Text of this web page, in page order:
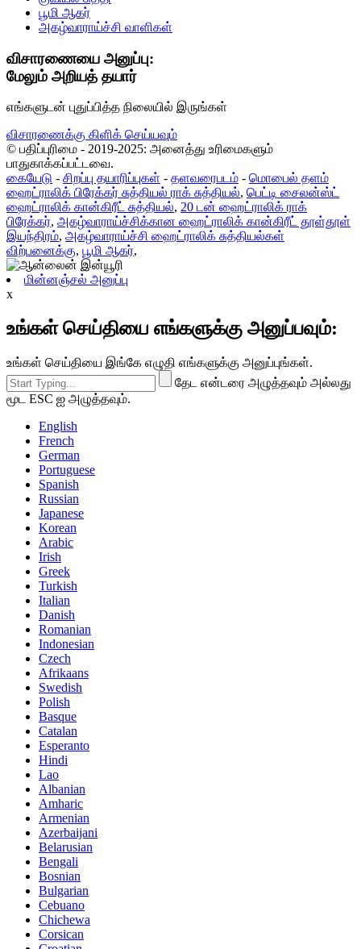
பூமி ஆகர்
அகழ்வாராய்ச்சி வாளிகள்
விசாரணையை அனுப்பு:
மேலும் அறியத் தயார்
எங்களுடன் புதுப்பித்த நிலையில் இருங்கள்
விசாரணைக்கு கிளிக் செய்யவும்
© பதிப்புரிமை - 2019-2025: அனைத்து உரிமைகளும்
பாதுகாக்கப்பட்டவை.
கையேடு - சிறப்பு தயாரிப்புகள் - தளவரைபடம் - மொபைல் தளம்
ஹைட்ராலிக் பிரேக்கர் சுத்தியல் ராக் சுத்தியல், பெட்டி சைலன்ஸ்ட்
ஹைட்ராலிக் கான்கிரீட் சுத்தியல், 20 டன் ஹைட்ராலிக் ராக்
பிரேக்கர், அகழ்வாராய்ச்சிக்கான ஹைட்ராலிக் கான்கிரீட் தூள்தூள்
இயந்திரம், அகழ்வாராய்ச்சி ஹைட்ராலிக் சுத்தியல்கள்
விற்பனைக்கு, பூமி ஆகர்,
மின்னஞ்சல் அனுப்பு
x
உங்கள் செய்தியை எங்களுக்கு அனுப்பவும்:
உங்கள் செய்தியை இங்கே எழுதி எங்களுக்கு அனுப்புங்கள்.
தேட என்டரை அழுத்தவும் அல்லது
மூட ESC ஐ அழுத்தவும்.
English
French
German
Portuguese
Spanish
Russian
Japanese
Korean
Arabic
Irish
Greek
Turkish
Italian
Danish
Romanian
Indonesian
Czech
Afrikaans
Swedish
Polish
Basque
Catalan
Esperanto
Hindi
Lao
Albanian
Amharic
Armenian
Azerbaijani
Belarusian
Bengali
Bosnian
Bulgarian
Cebuano
Chichewa
Corsican